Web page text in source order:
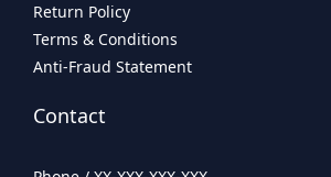
Return Policy
Terms & Conditions
Anti-Fraud Statement
Contact